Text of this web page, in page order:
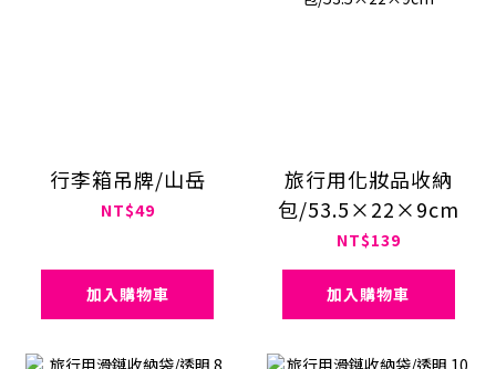
行李箱吊牌/山岳
NT$49
加入購物車
旅行用化妝品收納
包/53.5×22×9cm
NT$139
加入購物車